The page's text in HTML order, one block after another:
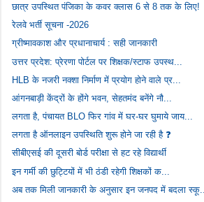
छात्र उपस्थित पंजिका के कवर क्लास 6 से 8 तक के लिए!
रेलवे भर्ती सूचना -2026
ग्रीष्मावकाश और प्रधानाचार्य : सही जानकारी
उत्तर प्रदेश: प्रेरणा पोर्टल पर शिक्षक/स्टाफ उपस्थ...
HLB के नजरी नक्शा निर्माण में प्रयोग होने वाले प्र...
आंगनबाड़ी केंद्रों के होंगे भवन, सेहतमंद बनेंगे नौ...
लगता है, पंचायत BLO फिर गांव में घर-घर घुमाये जाय...
लगता है ऑनलाइन उपस्थिति शुरू होने जा रही है ❓
सीबीएसई की दूसरी बोर्ड परीक्षा से हट रहे विद्यार्थी
इन गर्मी की छुट्टियों में भी ठंडी रहेगी शिक्षकों क...
अब तक मिली जानकारी के अनुसार इन जनपद में बदला स्कू...